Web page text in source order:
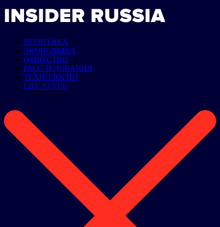
ПОЛИТИКА
ЭКОНОМИКА
ОБЩЕСТВО
РАССЛЕДОВАНИЯ
ТЕХНОЛОГИИ
LIFE STYLE